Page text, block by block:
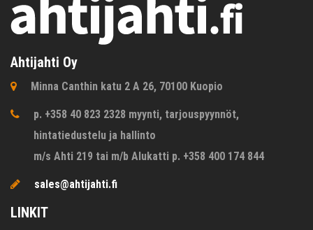
Ahtijahti Oy
Minna Canthin katu 2 A 26, 70100 Kuopio
p. +358 40 823 2328 myynti, tarjouspyynnöt,
hintatiedustelu ja hallinto
m/s Ahti 219 tai m/b Alukatti p. +358 400 174 844
sales@ahtijahti.fi
LINKIT